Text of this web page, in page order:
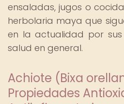
ensaladas, jugos o
herbolaria maya que
en la actualidad por
salud en general.
Achiote (Bixa
Propiedades